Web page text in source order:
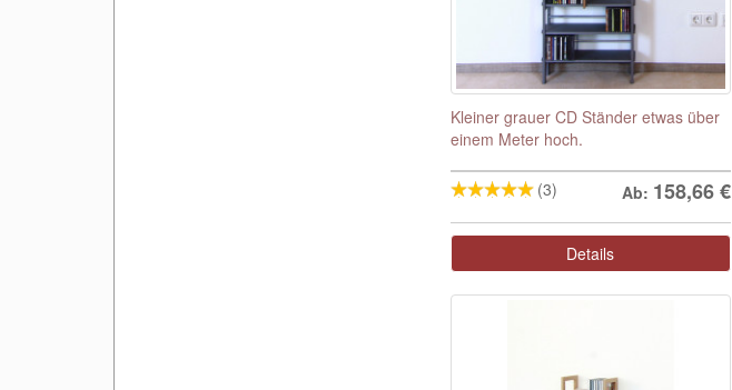
Kleiner grauer CD Ständer etwas über
einem Meter hoch.
(3) Ab: 158,66€
Details